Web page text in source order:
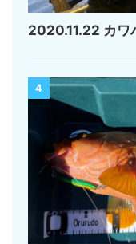
2020.11.22 カワ
4